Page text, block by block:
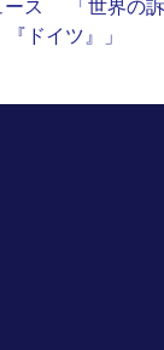
ス 「世界の訴
ドイツ』」